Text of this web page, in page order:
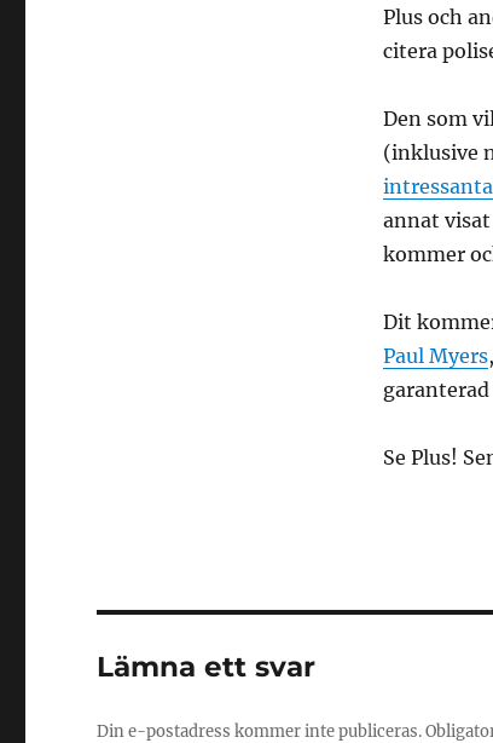
Plus och
citera
Den som
(inklusive
annat
kommer
Dit
Paul Myers
Se Plus!
Lämna ett svar
Din e-postadress kommer inte publiceras.